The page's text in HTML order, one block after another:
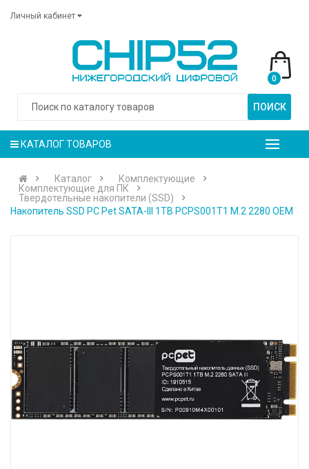
Личный кабинет
ПОИСК
0
КАТАЛОГ ТОВАРОВ
Каталог
Комплектующие
Комплектующие для ПК
Твердотельные накопители (SSD)
Накопитель SSD PC Pet SATA-III 1TB PCPS001T1 M.2 2280 OEM